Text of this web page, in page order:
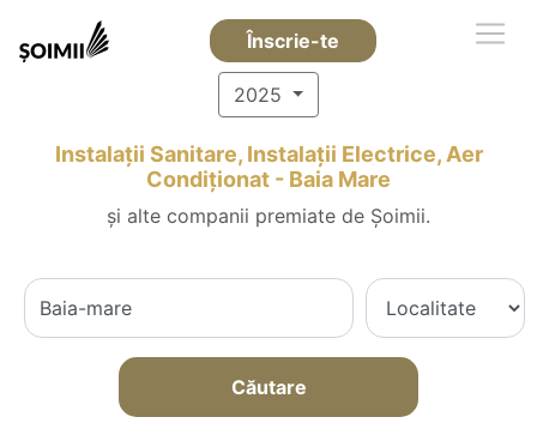
Înscrie-te
2025
Instalații Sanitare, Instalații Electrice, Aer
Condiționat - Baia Mare
și alte companii premiate de Șoimii.
Căutare